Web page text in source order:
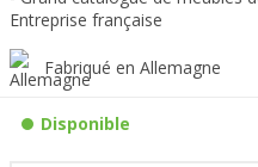
Entreprise française
Fabriqué en Allemagne
Disponible